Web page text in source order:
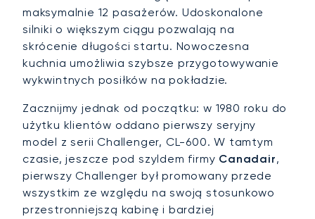
maksymalnie 12 pasażerów. Udoskonalone
silniki o większym ciągu pozwalają na
skrócenie długości startu. Nowoczesna
kuchnia umożliwia szybsze przygotowywanie
wykwintnych posiłków na pokładzie.
Zacznijmy jednak od początku: w 1980 roku do
użytku klientów oddano pierwszy seryjny
model z serii Challenger, CL-600. W tamtym
czasie, jeszcze pod szyldem firmy Canadair,
pierwszy Challenger był promowany przede
wszystkim ze względu na swoją stosunkowo
przestronniejszą kabinę i bardziej